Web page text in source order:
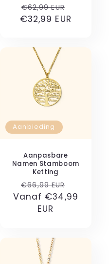
Normale
prijs
€62,99 EUR
€32,99 EUR
Aanbieding
Aanpasbare
Namen Stamboom
Ketting
Normale
prijs
€66,99 EUR
Vanaf €34,99
EUR